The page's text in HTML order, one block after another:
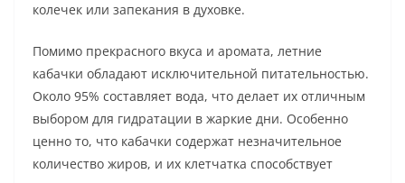
колечек или запекания в духовке.
Помимо прекрасного вкуса и аромата, летние
кабачки обладают исключительной питательностью.
Около 95% составляет вода, что делает их отличным
выбором для гидратации в жаркие дни. Особенно
ценно то, что кабачки содержат незначительное
количество жиров, и их клетчатка способствует